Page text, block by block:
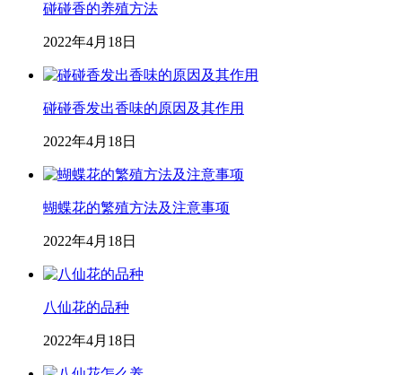
碰碰香的养殖方法
2022年4月18日
碰碰香发出香味的原因及其作用
2022年4月18日
蝴蝶花的繁殖方法及注意事项
2022年4月18日
八仙花的品种
2022年4月18日